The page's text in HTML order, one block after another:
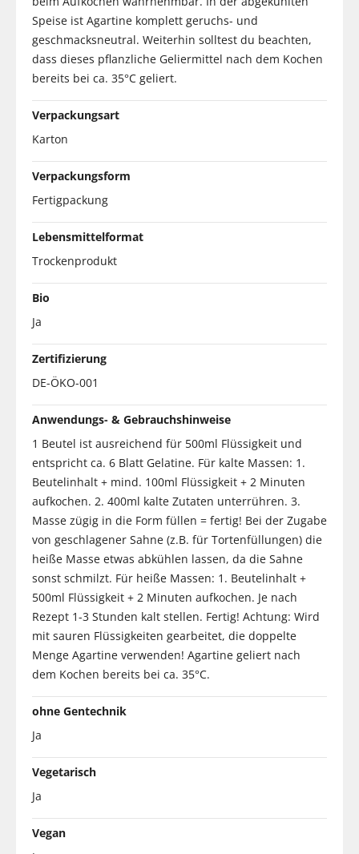
Speise ist Agartine komplett geruchs- und
geschmacksneutral. Weiterhin solltest du beachten,
dass dieses pflanzliche Geliermittel nach dem Kochen
bereits bei ca. 35°C geliert.
Verpackungsart
Karton
Verpackungsform
Fertigpackung
Lebensmittelformat
Trockenprodukt
Bio
Ja
Zertifizierung
DE-ÖKO-001
Anwendungs- & Gebrauchshinweise
1 Beutel ist ausreichend für 500ml Flüssigkeit und
entspricht ca. 6 Blatt Gelatine. Für kalte Massen: 1.
Beutelinhalt + mind. 100ml Flüssigkeit + 2 Minuten
aufkochen. 2. 400ml kalte Zutaten unterrühren. 3.
Masse zügig in die Form füllen = fertig! Bei der Zugabe
von geschlagener Sahne (z.B. für Tortenfüllungen) die
heiße Masse etwas abkühlen lassen, da die Sahne
sonst schmilzt. Für heiße Massen: 1. Beutelinhalt +
500ml Flüssigkeit + 2 Minuten aufkochen. Je nach
Rezept 1-3 Stunden kalt stellen. Fertig! Achtung: Wird
mit sauren Flüssigkeiten gearbeitet, die doppelte
Menge Agartine verwenden! Agartine geliert nach
dem Kochen bereits bei ca. 35°C.
ohne Gentechnik
Ja
Vegetarisch
Ja
Vegan